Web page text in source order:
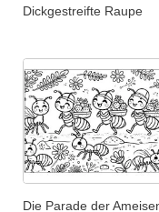
Dickgestreifte Raupe
Die Parade der